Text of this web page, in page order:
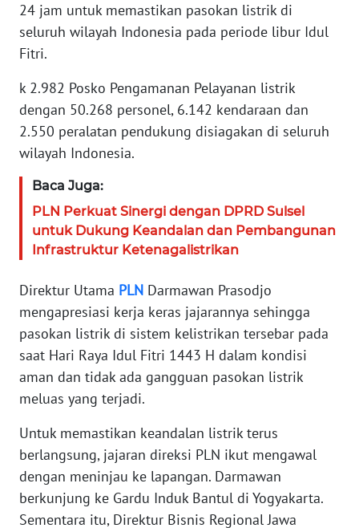
24 jam untuk memastikan pasokan listrik di
seluruh wilayah Indonesia pada periode libur Idul
Fitri.
k 2.982 Posko Pengamanan Pelayanan listrik
dengan 50.268 personel, 6.142 kendaraan dan
2.550 peralatan pendukung disiagakan di seluruh
wilayah Indonesia.
Baca Juga:
PLN Perkuat Sinergi dengan DPRD Sulsel
untuk Dukung Keandalan dan Pembangunan
Infrastruktur Ketenagalistrikan
Direktur Utama PLN Darmawan Prasodjo
mengapresiasi kerja keras jajarannya sehingga
pasokan listrik di sistem kelistrikan tersebar pada
saat Hari Raya Idul Fitri 1443 H dalam kondisi
aman dan tidak ada gangguan pasokan listrik
meluas yang terjadi.
Untuk memastikan keandalan listrik terus
berlangsung, jajaran direksi PLN ikut mengawal
dengan meninjau ke lapangan. Darmawan
berkunjung ke Gardu Induk Bantul di Yogyakarta.
Sementara itu, Direktur Bisnis Regional Jawa
REDAKSI
DISCLAIMER
Wahana
News
Regional
WN
SUMUT
WN
JAKARTA
WN
WN
BANTEN
NTT